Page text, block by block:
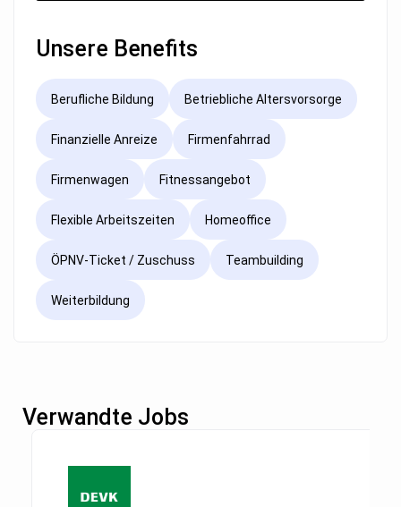
Unsere Benefits
Berufliche Bildung Betriebliche Altersvorsorge
Finanzielle Anreize Firmenfahrrad
Firmenwagen Fitnessangebot
Flexible Arbeitszeiten Homeoffice
ÖPNV-Ticket / Zuschuss Teambuilding
Weiterbildung
Verwandte Jobs